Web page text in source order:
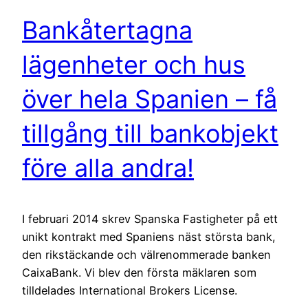
Bankåtertagna
lägenheter och hus
över hela Spanien – få
tillgång till bankobjekt
före alla andra!
I februari 2014 skrev Spanska Fastigheter på ett
unikt kontrakt med Spaniens näst största bank,
den rikstäckande och välrenommerade banken
CaixaBank. Vi blev den första mäklaren som
tilldelades International Brokers License.